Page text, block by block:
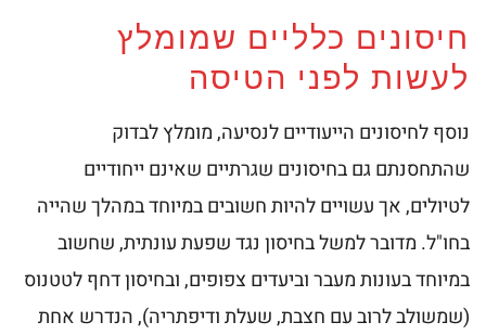
חיסונים כלליים שמומלץ
לעשות לפני הטיסה
נוסף לחיסונים הייעודיים לנסיעה, מומלץ לבדוק
שהתחסנתם גם בחיסונים שגרתיים שאינם ייחודיים
לטיולים, אך עשויים להיות חשובים במיוחד במהלך שהייה
בחו"ל. מדובר למשל בחיסון נגד שפעת עונתית, שחשוב
במיוחד בעונות מעבר וביעדים צפופים, ובחיסון דחף לטטנוס
(שמשולב לרוב עם חצבת, שעלת ודיפתריה), הנדרש אחת